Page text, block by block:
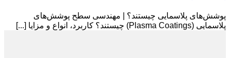
پوشش‌های پلاسمایی چیستند؟ | مهندسی سطح پوشش‌های
پلاسمایی (Plasma Coatings) چیستند؟ کاربرد، انواع و مزایا [...]